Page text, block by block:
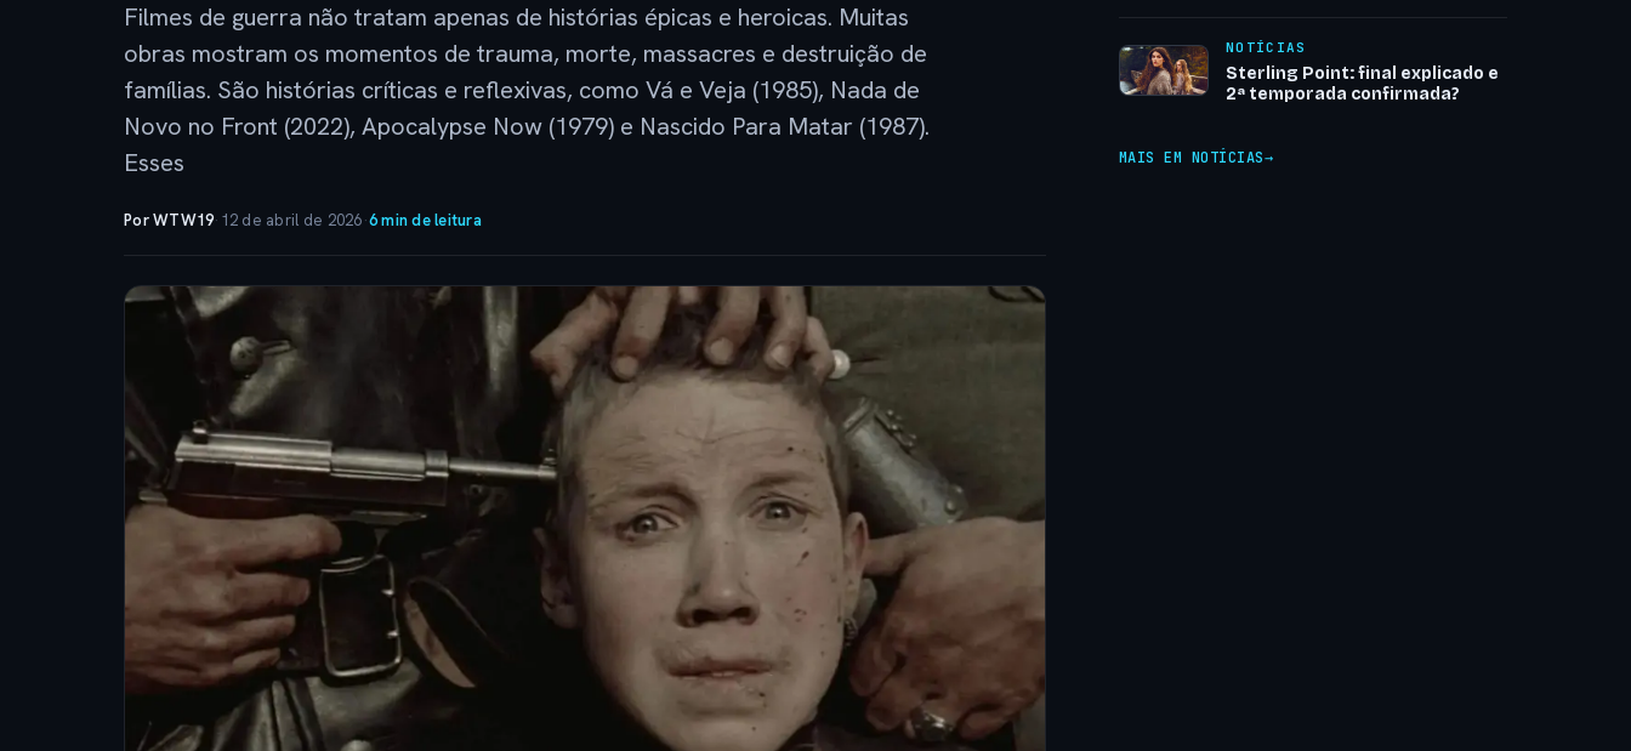
Filmes de guerra não tratam apenas de histórias épicas e heroicas. Muitas
obras mostram os momentos de trauma, morte, massacres e destruição de
famílias. São histórias críticas e reflexivas, como Vá e Veja (1985), Nada de
Novo no Front (2022), Apocalypse Now (1979) e Nascido Para Matar (1987).
Esses
Por WTW19· 12 de abril de 2026·6 min de leitura
NOTÍCIAS
Sterling Point: final explicado e
2ª temporada confirmada?
MAIS EM NOTÍCIAS